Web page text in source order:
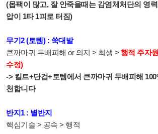
(몹팩이 많고, 잘 안죽을때는 감염체처단의 영
압이 1타 1피로 터짐)
무기2 (토템) : 쑥대밭
큰까마귀 두배피해 or 의지 > 최생 > 행적 주자
수정)
-> 킬트+단검+토템에서 큰까마귀 두배피해
천합니다
반지1 : 별반지
핵심기술 > 공속 > 행적